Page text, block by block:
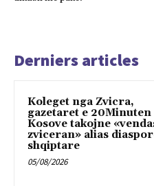
Derniers articles
Koleget nga Zvicra,
gazetaret e 20Minuten
Kosove takojne
zviceran» alias
shqiptare
05/08/2026